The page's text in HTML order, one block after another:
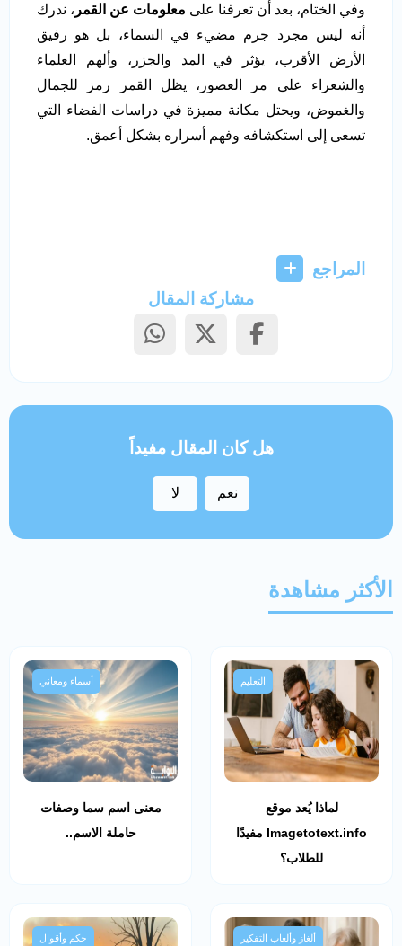
وفي الختام، بعد أن تعرفنا على معلومات عن القمر ، ندرك
أنه ليس مجرد جرم مضيء في السماء، بل هو رفيق
الأرض الأقرب، يؤثر في المد والجزر، وألهم العلماء
والشعراء على مر العصور، يظل القمر رمز للجمال
والغموض، ويحتل مكانة مميزة في دراسات الفضاء التي
تسعى إلى استكشافه وفهم أسراره بشكل أعمق.
المراجع
مشاركة المقال
هل كان المقال مفيداً
نعم لا
الأكثر مشاهدة
التعليم
لماذا يُعد موقع
Imagetotext.info مفيدًا
للطلاب؟
أسماء ومعاني
معنى اسم سما وصفات
حاملة الاسم..
ألغاز وألعاب التفكير حكم وأقوال